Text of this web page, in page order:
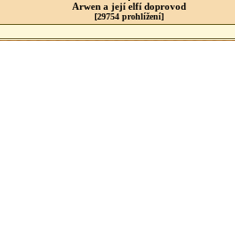
Arwen a její elfí doprovod
[29754 prohlížení]